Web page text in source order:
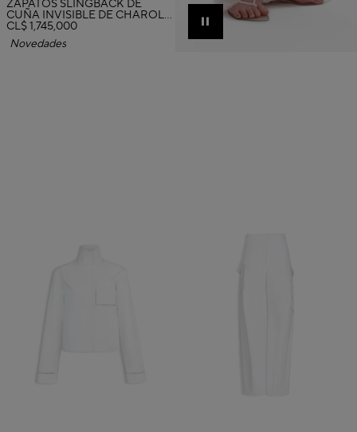
ZAPATOS SLINGBACK DE
CUÑA INVISIBLE DE CHAROL
DE PIEL DE BECERRO
CL$ 1,745,000
Novedades
Pause